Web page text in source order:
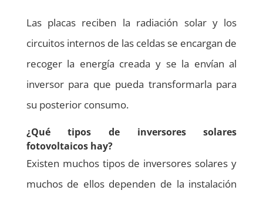
Las placas reciben la radiación solar y los
circuitos internos de las celdas se encargan de
recoger la energía creada y se la envían al
inversor para que pueda transformarla para
su posterior consumo.
¿Qué tipos de inversores solares
fotovoltaicos hay?
Existen muchos tipos de inversores solares y
muchos de ellos dependen de la instalación